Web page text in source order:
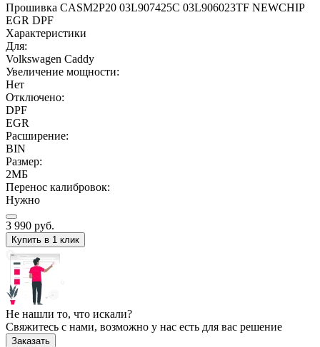
Прошивка CASM2P20 03L907425C 03L906023TF NEWCHIP
EGR DPF
Характеристики
Для:
Volkswagen Caddy
Увеличение мощности:
Нет
Отключено:
DPF
EGR
Расширение:
BIN
Размер:
2МБ
Перенос калибровок:
Нужно
3 990 руб.
Купить в 1 клик
Не нашли то, что искали?
Свяжитесь с нами, возможно у нас есть для вас решение
Заказать